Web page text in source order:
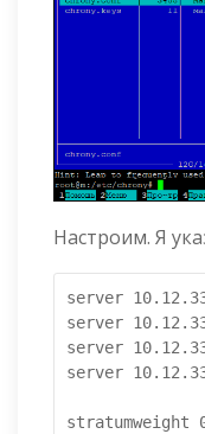
Настроим. Я
server
server
server
server
stratumweight